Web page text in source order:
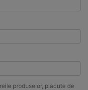
produselor, placute de